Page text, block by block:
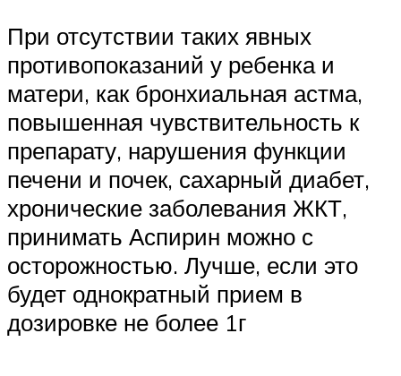
При отсутствии таких явных
противопоказаний у ребенка и
матери, как бронхиальная астма,
повышенная чувствительность к
препарату, нарушения функции
печени и почек, сахарный диабет,
хронические заболевания ЖКТ,
принимать Аспирин можно с
осторожностью. Лучше, если это
будет однократный прием в
дозировке не более 1г